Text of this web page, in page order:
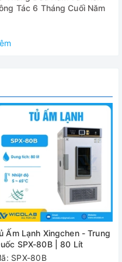
phút
vòng/ phút
phút
ml,
8×15ml
Tác 6 Tháng Cuối Năm
Ấm Lạnh Xingchen - Trung
SPX-80B | 80 Lít
SPX-80B